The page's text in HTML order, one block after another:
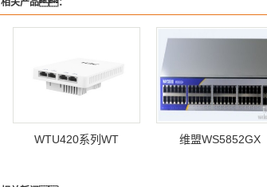
相关产品：
WTU420系列WT 维盟WS5852GX